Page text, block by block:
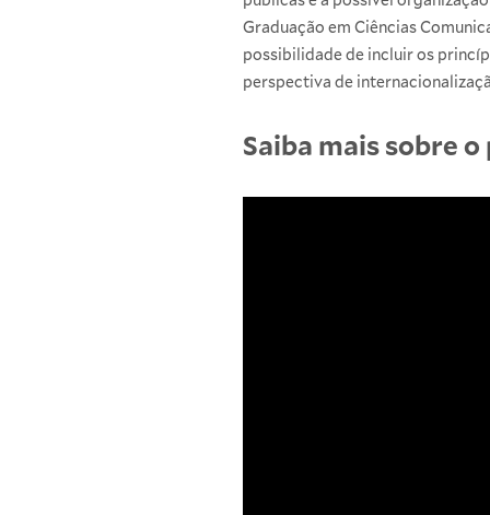
Graduação em Ciências
possibilidade de incluir os
perspectiva de
Saiba mais sobre